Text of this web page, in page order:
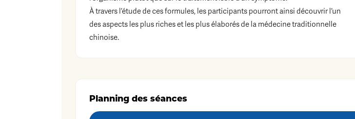
À travers l’étude de ces formules, les participants pourront ainsi découvrir l’un
des aspects les plus riches et les plus élaborés de la médecine traditionnelle
chinoise.
Planning des séances